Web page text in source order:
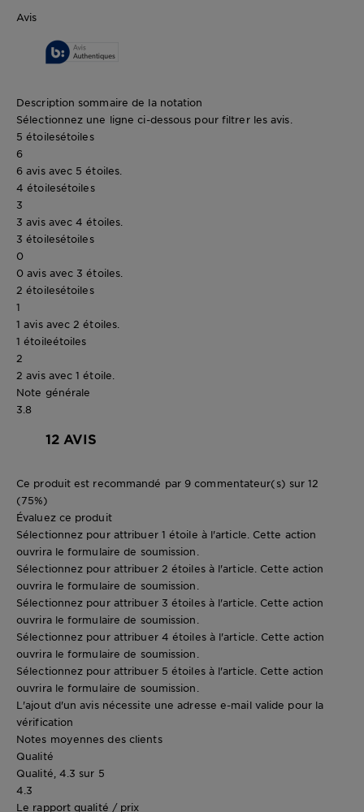
Avis
Description sommaire de la notation
Sélectionnez une ligne ci-dessous pour filtrer les avis.
5 étoilesétoiles
6
6 avis avec 5 étoiles.
4 étoilesétoiles
3
3 avis avec 4 étoiles.
3 étoilesétoiles
0
0 avis avec 3 étoiles.
2 étoilesétoiles
1
1 avis avec 2 étoiles.
1 étoileétoiles
2
2 avis avec 1 étoile.
Note générale
3.8
12 AVIS
Ce produit est recommandé par 9 commentateur(s) sur 12
(75%)
Évaluez ce produit
Sélectionnez pour attribuer 1 étoile à l'article. Cette action
ouvrira le formulaire de soumission.
Sélectionnez pour attribuer 2 étoiles à l'article. Cette action
ouvrira le formulaire de soumission.
Sélectionnez pour attribuer 3 étoiles à l'article. Cette action
ouvrira le formulaire de soumission.
Sélectionnez pour attribuer 4 étoiles à l'article. Cette action
ouvrira le formulaire de soumission.
Sélectionnez pour attribuer 5 étoiles à l'article. Cette action
ouvrira le formulaire de soumission.
L'ajout d'un avis nécessite une adresse e-mail valide pour la
vérification
Notes moyennes des clients
Qualité
Qualité, 4.3 sur 5
4.3
Le rapport qualité / prix